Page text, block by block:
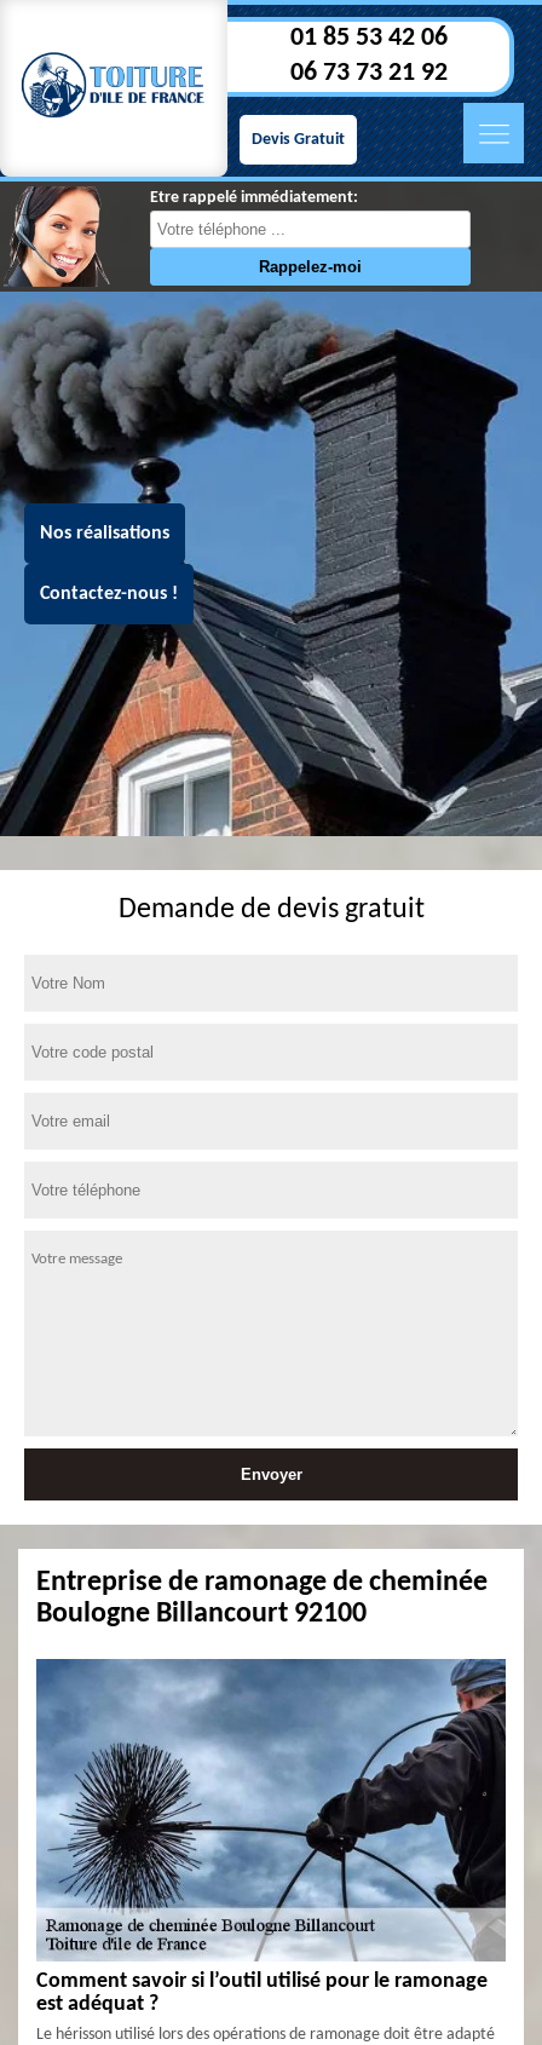
01 85 53 42 06
06 73 73 21 92
Devis Gratuit
Etre rappelé immédiatement:
Nos réalisations
Contactez-nous !
Demande de devis gratuit
Entreprise de ramonage de cheminée
Boulogne Billancourt 92100
Comment savoir si l’outil utilisé pour le ramonage
est adéquat ?
Le hérisson utilisé lors des opérations de ramonage doit être adapté